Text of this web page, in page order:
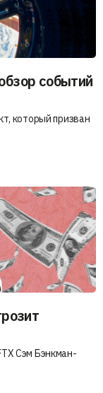
событий
который призван
Сэм Бэнкман-